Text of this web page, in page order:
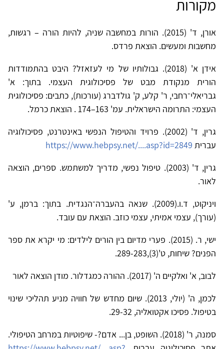
מקורות
אורן, ד' (2015). הורות במחשבה שניה, להיות הורה – רגשות,
מחשבות ומעשים. הוצאת פרדס.
אידן א' (2018). גבולותיו של מי לעזאזל? היבט בהתמודדות
הורית מנקודת מבט של פסיכולוגית העצמי. בתוך: א'
גבריאלי־רחבי, ר' קלע, ק' גולדברג (עורכות), כתבים: פסיכולוגית
העצמי: התרומה הישראלית. עמ' 163–174 . הוצאת כרמל.
גרין, ד' (2002). פרויד והטיפול הנפשי באינטרנט, פסיכולוגיה
עברית https://www.hebpsy.net/....asp?id=2849
גרין, ד' (2003). טיפול נפשי, מדריך למשתמש. ספרים, הוצאה
לאור.
ויניקוט, ד.ו.(2009). שנאה בהעברה־הנגדית. בתוך: ברמן, ע'
(עורך), עצמי אמיתי, עצמי כוזב. הוצאת עם עובד.
ישי, ר. (2015). פערי מדיום בין הורים לילדים: מי יקרא את ספר
הפנים? שיחות, ט'(3),289-283.
לבוב, א' ואלקיים ה' (2017). ההורה כמגדלור. מודן הוצאה לאור
לכמן, ה' (יולי, 2013). שיום מחדש של חוויה מניע תהליכי שינוי
בטיפול. פסיכו אקטואליה, 29-32.
סמנה, ר' (2018). השופט, בן... אדם?- שיפוטיות במרחב הטיפולי.